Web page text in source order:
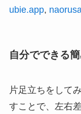
ubie.app,
自分でできる
片足立ちをして
すことで、左右